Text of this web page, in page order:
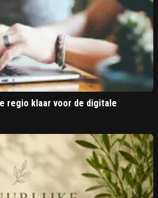
regio klaar voor de digitale